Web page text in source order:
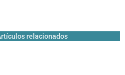
relacionados